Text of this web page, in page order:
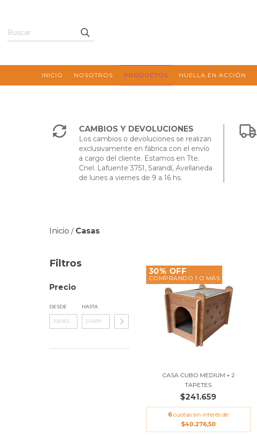
INICIO NOSOTROS PRODUCTOS HUELLA EN ACCIÓN
CAMBIOS Y DEVOLUCIONES
Los cambios o devoluciones se realizan
exclusivamente en fábrica con el envío
a cargo del cliente. Estamos en Tte.
Cnel. Lafuente 3751, Sarandí, Avellaneda
de lunes a viernes de 9 a 16 hs.
Inicio / Casas
Filtros
Precio
DESDE HASTA
30% OFF
COMPRANDO 1 O MÁS
CASA CUBO MEDIUM + 2
TAPETES
$241.659
6 cuotas sin interés de
$40.276,50